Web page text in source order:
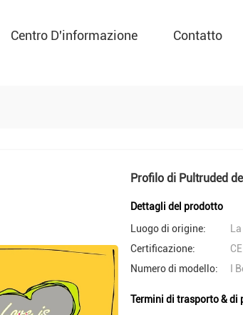
Centro D'informazione Contatto
Profilo di Pultruded
Dettagli del prodotto
Luogo di origine:
Certificazione:
CE
Numero di modello:
I
Termini di trasporto & di